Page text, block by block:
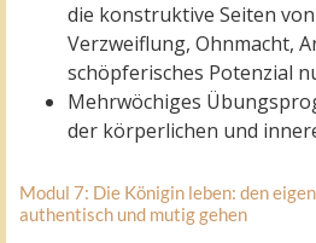
die konstruktive Seiten
Verzweiflung, Ohnmacht,
schöpferisches Potenzial
Mehrwöchiges
der körperlichen und
Modul 7: Die Königin leben: den
authentisch und mutig gehen